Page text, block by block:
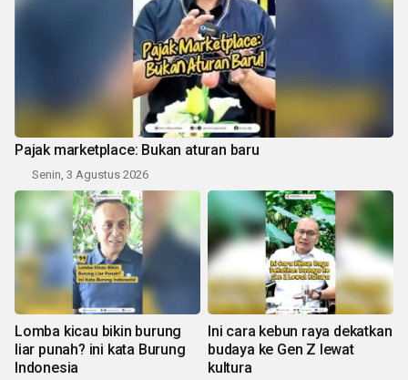
Pajak marketplace: Bukan aturan baru
Senin, 3 Agustus 2026
Lomba kicau bikin burung
liar punah? ini kata Burung
Indonesia
Ini cara kebun raya dekatkan
budaya ke Gen Z lewat
kultura